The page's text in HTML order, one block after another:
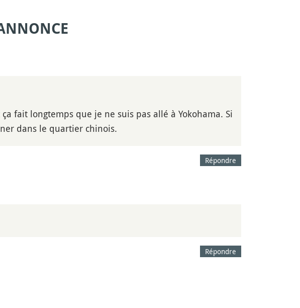
fait longtemps que je ne suis pas allé à Yokohama. Si
dans le quartier chinois.
Répondre
Répondre